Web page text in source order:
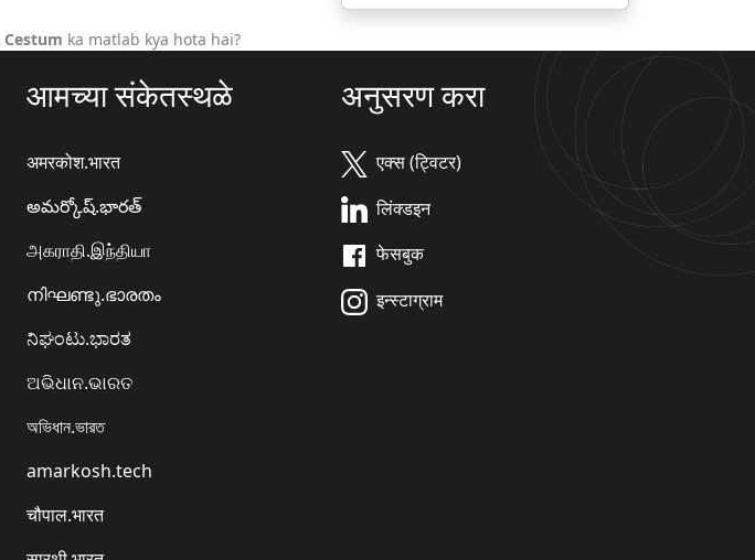
Cestum ka matlab kya hota hai?
आमच्या संकेतस्थळे
अमरकोश.भारत
అమర్కోష్.భారత్
அகராதி.இந்தியா
നിഘണ്ടു.ഭാരതം
ನಿಘಂಟು.ಭಾರತ
ଅଭିଧାନ.ଭାରତ
অভিধান.ভারত
amarkosh.tech
चौपाल.भारत
अनुसरण करा
एक्स (ट्विटर)
लिंक्डइन
फेसबुक
इन्स्टाग्राम